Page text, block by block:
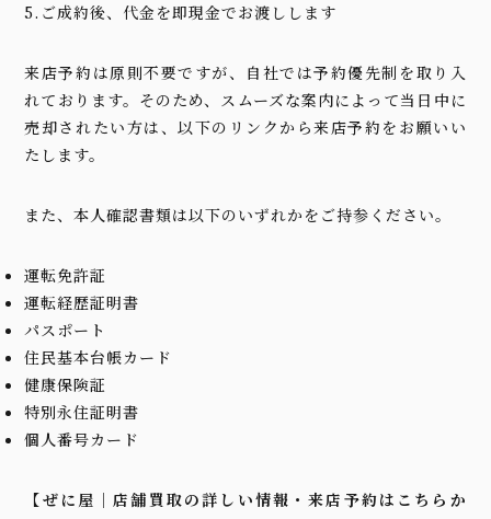
5.ご成約後、代金を即現金でお渡しします
来店予約は原則不要ですが、自社では予約優先制を取り入
れております。そのため、スムーズな案内によって当日中に
売却されたい方は、以下のリンクから来店予約をお願いい
たします。
また、本人確認書類は以下のいずれかをご持参ください。
運転免許証
運転経歴証明書
パスポート
住民基本台帳カード
健康保険証
特別永住証明書
個人番号カード
【ぜに屋｜店舗買取の詳しい情報・来店予約はこちらか